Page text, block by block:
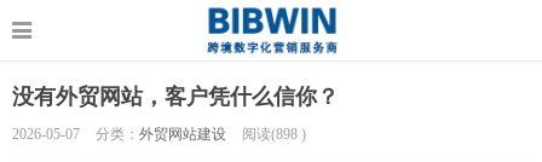
没有外贸网站，客户凭什么信你？
2026-05-07 分类： 外贸网站建设 阅读(898 )